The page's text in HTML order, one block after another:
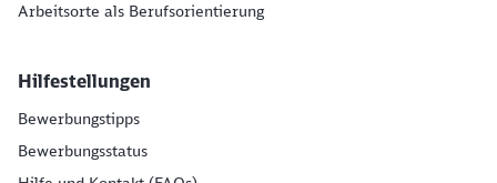
Arbeitsorte als Berufsorientierung
Hilfestellungen
Bewerbungstipps
Bewerbungsstatus